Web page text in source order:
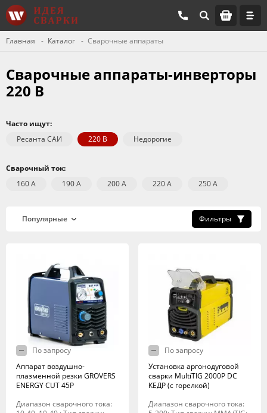
Главная Каталог Сварочные аппараты
Сварочные аппараты-инверторы
220 В
Часто ищут:
Ресанта САИ
220 В Недорогие
Сварочный ток:
160 А
190 А 200 А 220 А 250 А
Фильтры
По запросу
Аппарат воздушно-
плазменной резки GROVERS
ENERGY CUT 45P
Диапазон сварочного тока:
По запросу
Установка аргонодуговой
сварки MultiTIG 2000P DC
КЕДР (с горелкой)
Диапазон сварочного тока: